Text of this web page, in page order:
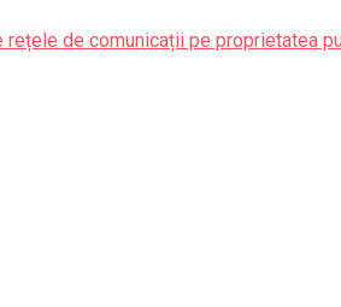
de comunicații pe proprietatea